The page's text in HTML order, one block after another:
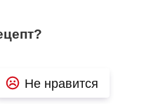
Не нравится